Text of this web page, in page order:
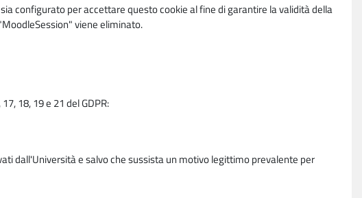
configurato per accettare questo cookie al fine di garantire la validità della
viene eliminato.
18, 19 e 21 del GDPR:
dall'Università e salvo che sussista un motivo legittimo prevalente per